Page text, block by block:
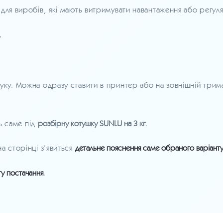
виробів, які мають витримувати навантаження або
Можна одразу ставити в принтер або на зовнішній
саме під розбірну котушку SUNLU на 3 кг.
з’явиться детальне пояснення саме обраного варіанту
постачання.